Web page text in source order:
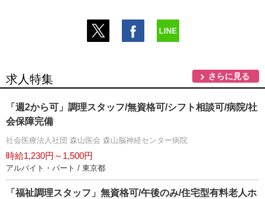
求人特集 さらに見る
「週2から可」調理スタッフ/無資格可/シフト相談可/病院/社
会保障完備
社会医療法人社団 森山医会 森山脳神経センター病院
時給1,230円～1,500円
アルバイト・パート / 東京都
「福祉調理スタッフ」無資格可/午後のみ/住宅型有料老人ホ